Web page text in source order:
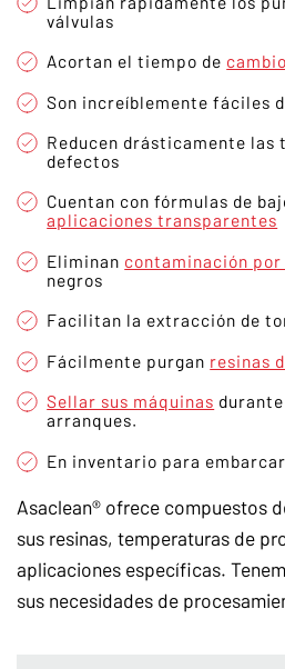
válvulas
Acortan el tiempo de
Son increíblemente fáciles
Reducen drásticamente las
defectos
Cuentan con fórmulas de
aplicaciones transparentes
Eliminan contaminación por
negros
Facilitan la extracción de
Fácilmente purgan resinas
Sellar sus máquinas
arranques.
En inventario para
Asaclean® ofrece compuestos
sus resinas, temperaturas de
aplicaciones específicas.
sus necesidades de